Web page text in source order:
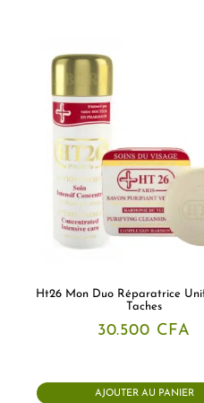
Ht26 Mon Duo Réparatrice
Taches
30.500 CFA
AJOUTER AU PANIER